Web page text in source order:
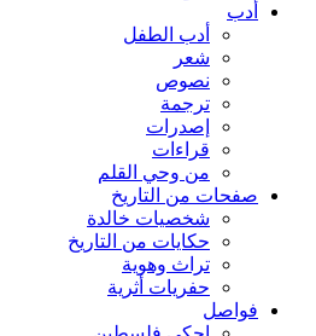
أدب
أدب الطفل
شعر
نصوص
ترجمة
إصدرات
قراءات
من وحي القلم
صفحات من التاريخ
شخصيات خالدة
حكايات من التاريخ
تراث وهوية
حفريات أثرية
فواصل